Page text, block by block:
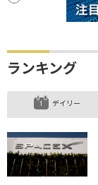
ランキング
デイリー